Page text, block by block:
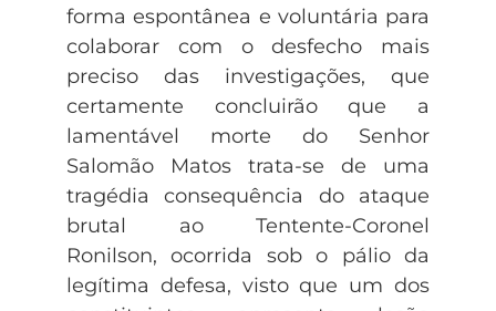
forma espontânea e voluntária para
colaborar com o desfecho mais
preciso das investigações, que
certamente concluirão que a
lamentável morte do Senhor
Salomão Matos trata-se de uma
tragédia consequência do ataque
brutal ao Tentente-Coronel
Ronilson, ocorrida sob o pálio da
legítima defesa, visto que um dos